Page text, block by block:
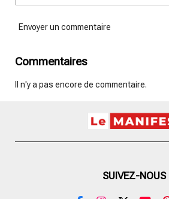
Envoyer un commentaire
Commentaires
Il n'y a pas encore de commentaire.
SUIVEZ-NOUS